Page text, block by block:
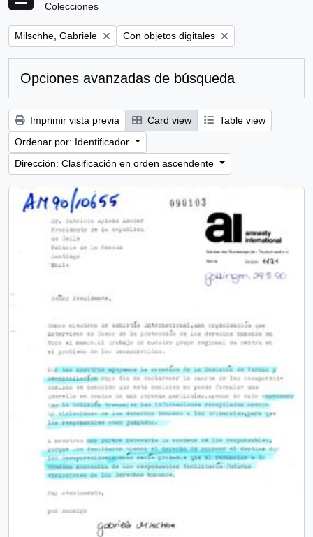
Colecciones
Remove filter:
Milschhe, Gabriele Remove filter:
Con objetos digitales
Opciones avanzadas de búsqueda
Imprimir vista previa Card view
Table view
Ordenar por: Identificador
Dirección: Clasificación en orden ascendente